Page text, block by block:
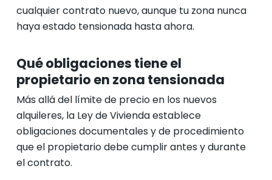
cualquier contrato nuevo, aunque tu zona nunca
haya estado tensionada hasta ahora.
Qué obligaciones tiene el
propietario en zona tensionada
Más allá del límite de precio en los nuevos
alquileres, la Ley de Vivienda establece
obligaciones documentales y de procedimiento
que el propietario debe cumplir antes y durante
el contrato.